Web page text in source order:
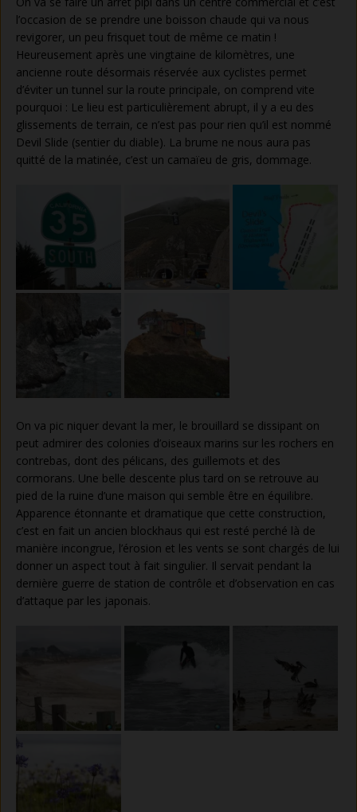
l’occasion de se prendre une boisson chaude qui va nous
revigorer, un peu frisquet tout de même ce matin !
Heureusement après une vingtaine de kilomètres, une
ancienne route désormais réservée aux cyclistes permet
d’éviter un tunnel sur la route principale, on comprend vite
pourquoi : Le lieu est particulièrement abrupt, il y a eu des
glissements de terrain, ce n’est pas pour rien qu’il est nommé
Devil Slide (sentier du diable). La brume ne nous aura pas
quitté de la matinée, c’est un camaïeu de gris, dommage.
On va pic niquer devant la mer, le brouillard se dissipant on
peut admirer des colonies d’oiseaux marins sur les rochers en
contrebas, dont des pélicans, des guillemots et des
cormorans. Une belle descente plus tard on se retrouve au
pied de la ruine d’une maison qui semble être en équilibre.
Apparence étonnante et dramatique que cette construction,
c’est en fait un ancien blockhaus qui est resté perché là de
manière incongrue, l’érosion et les vents se sont chargés de lui
donner un aspect tout à fait singulier. Il servait pendant la
dernière guerre de station de contrôle et d’observation en cas
d’attaque par les japonais.